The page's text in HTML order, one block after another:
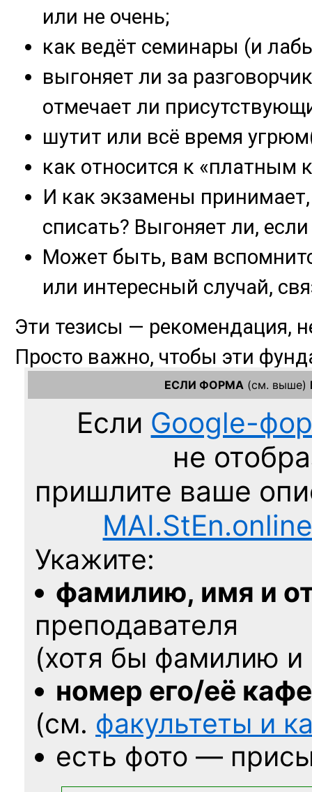
ЕСЛИ ФОРМА (см. выше)
Если Google-
не
пришлите ваше
Укажите:
фамилию, имя и
преподавателя
(хотя бы фамилию
номер его/её
(см. факультеты и
есть фото —